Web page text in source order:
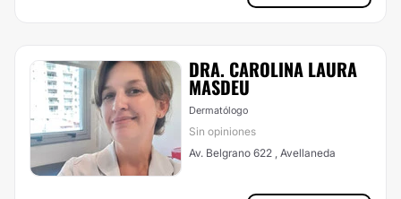
DRA. CAROLINA LAURA
MASDEU
Dermatólogo
Sin opiniones
Av. Belgrano 622 , Avellaneda